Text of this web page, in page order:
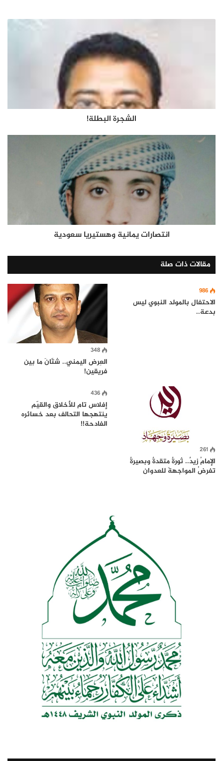
الشجرة البطلة!
انتصارات يمانية وهستيريا سعودية
مقالات ذات صلة
986
الاحتفال بالمولد النبوي ليس
بدعة..
348
العِرض اليمني.. شتّانَ ما بين
فريقين!
261
الإمامُ زيدٌ.. ثورةٌ متقدةٌ وبصيرةٌ
تفرضُ المواجهةَ للعدوان
436
إفلاس تام للأخلاق والقيّم
ينتهجها التحالف بعد خسائره
الفادحة!!